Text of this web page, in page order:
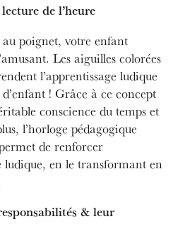
de l’heure
poignet, votre enfant
Les aiguilles colorées
l’apprentissage ludique
! Grâce à ce concept
conscience du temps et
l’horloge pédagogique
de renforcer
ludique, en le transformant en
& leur